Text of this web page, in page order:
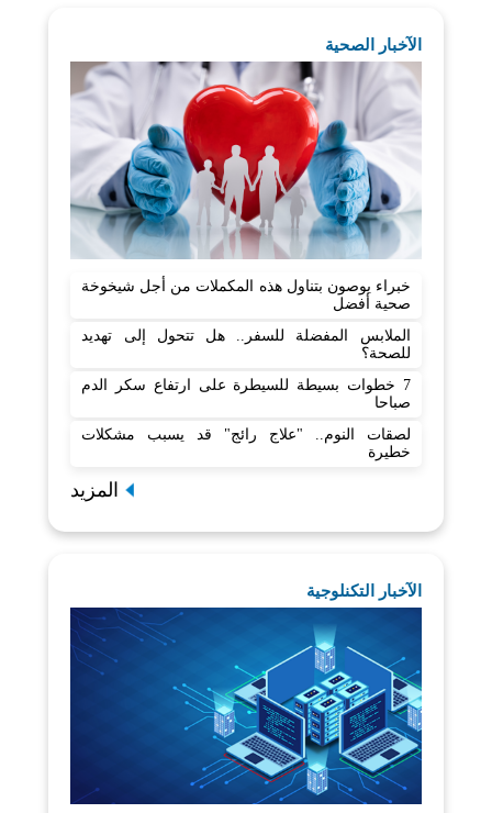
الآخبار الصحية
خبراء يوصون بتناول هذه المكملات من أجل شيخوخة
صحية أفضل
الملابس المفضلة للسفر.. هل تتحول إلى تهديد
للصحة؟
7 خطوات بسيطة للسيطرة على ارتفاع سكر الدم
صباحا
لصقات النوم.. "علاج رائج" قد يسبب مشكلات
خطيرة
المزيد
الآخبار التكنلوجية